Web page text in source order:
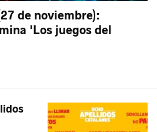
de noviembre):
'Los juegos del